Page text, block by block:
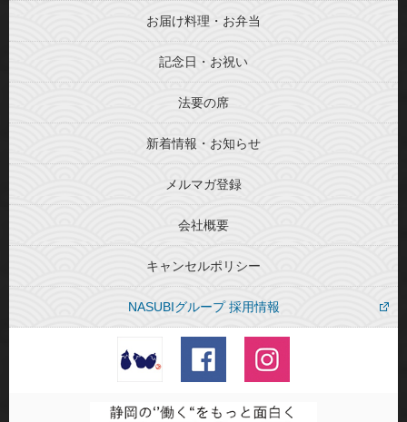
お届け料理・お弁当
記念日・お祝い
法要の席
新着情報・お知らせ
メルマガ登録
会社概要
キャンセルポリシー
NASUBIグループ 採用情報